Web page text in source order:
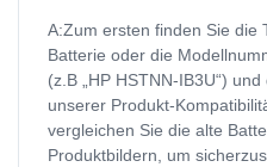
A:Zum ersten finden Sie die
Batterie oder die
(z.B „HP HSTNN-IB3U“)
unserer Produkt-
vergleichen Sie die alte
Produktbildern, um